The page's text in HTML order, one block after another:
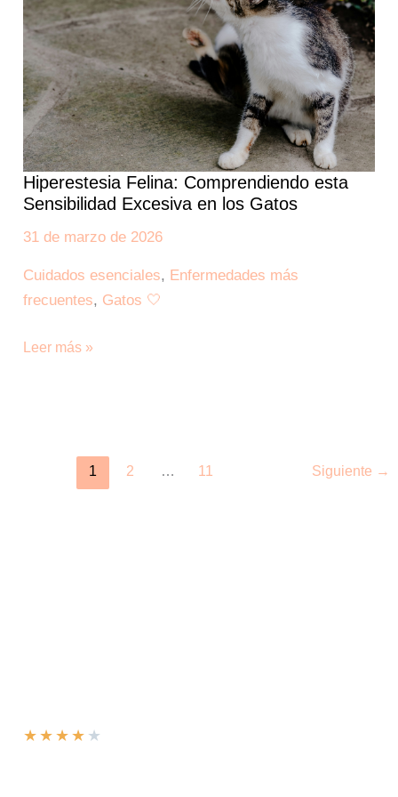
Hiperestesia Felina: Comprendiendo esta
Sensibilidad Excesiva en los Gatos
31 de marzo de 2026
Cuidados esenciales, Enfermedades más
frecuentes, Gatos 🤍
Sensibilidad
Excesiva
en
los
Gatos
Leer más »
1 2 … 11 Siguiente →
★ ★ ★ ★ ★